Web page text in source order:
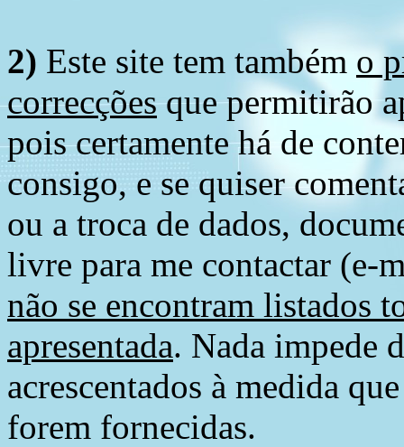
2) Este site tem também o
correcçõesque permitirão
pois certamente há de
consigo, e se quiser
ou a troca de dados,
livre para me contactar (e-
não se encontram listados
apresentada. Nada impede
acrescentados à medida
forem fornecidas.